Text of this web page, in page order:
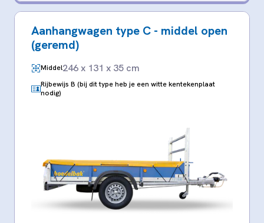
Aanhangwagen type C - middel open
(geremd)
Middel246 x 131 x 35 cm
Rijbewijs B (bij dit type heb je een witte kentekenplaat
nodig)